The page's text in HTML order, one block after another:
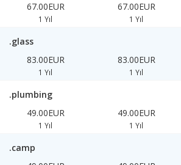
67.00EUR
1 Yıl
67.00EUR
1 Yıl
.glass
83.00EUR
1 Yıl
83.00EUR
1 Yıl
.plumbing
49.00EUR
1 Yıl
49.00EUR
1 Yıl
.camp